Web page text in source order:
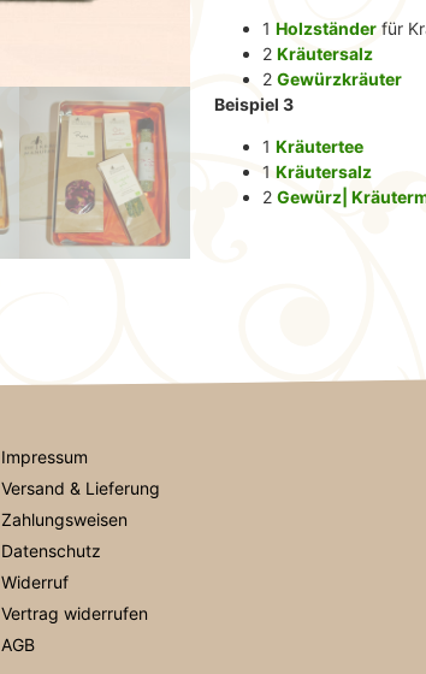
1 Holzständer für
2 Kräutersalz
2 Gewürzkräuter
Beispiel 3
1 Kräutertee
1 Kräutersalz
2 Gewürz|
Impressum
Versand & Lieferung
Zahlungsweisen
Datenschutz
Widerruf
Vertrag widerrufen
AGB